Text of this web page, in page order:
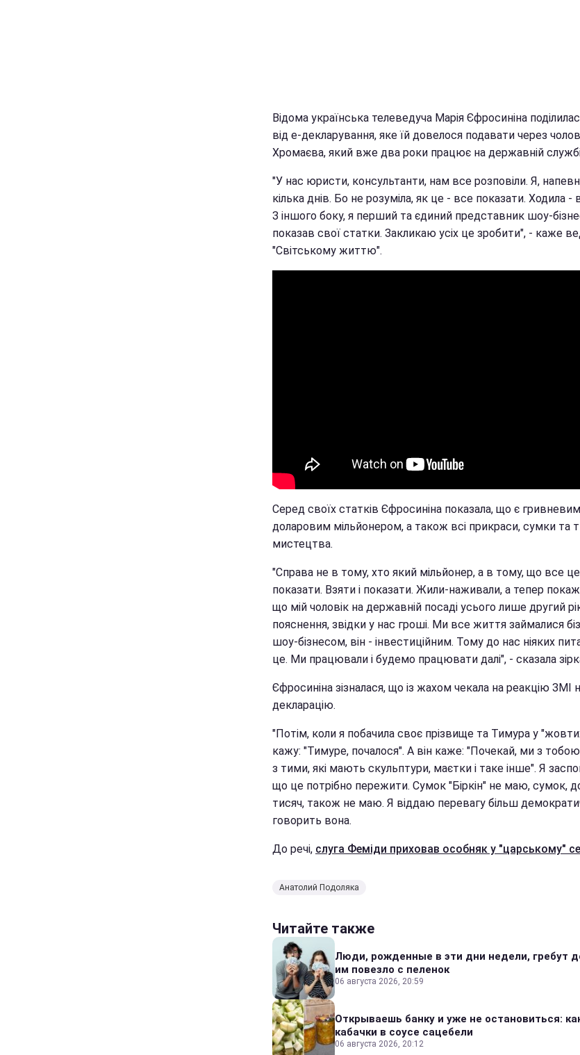
Відома українська телеведуча Марія Єфросиніна
від е-декларування, яке їй довелося подавати через
Хромаєва, який вже два роки працює на державній
"У нас юристи, консультанти, нам все розповіли. Я,
кілька днів. Бо не розуміла, як це - все показати. Ходила -
З іншого боку, я перший та єдиний представник шоу-
показав свої статки. Закликаю усіх це зробити", - каже
"Світському життю".
Серед своїх статків Єфросиніна показала, що є
доларовим мільйонером, а також всі прикраси, сумки та
мистецтва.
"Справа не в тому, хто який мільйонер, а в тому, що все
показати. Взяти і показати. Жили-наживали, а тепер
що мій чоловік на державній посаді усього лише другий
пояснення, звідки у нас гроші. Ми все життя займалися
шоу-бізнесом, він - інвестиційним. Тому до нас ніяких
це. Ми працювали і будемо працювати далі", - сказала
Єфросиніна зізналася, що із жахом чекала на реакцію ЗМІ
декларацію.
"Потім, коли я побачила своє прізвище та Тимура у
кажу: "Тимуре, почалося". А він каже: "Почекай, ми з тобою
з тими, які мають скульптури, маєтки і таке інше". Я
що це потрібно пережити. Сумок "Біркін" не маю, сумок,
тисяч, також не маю. Я віддаю перевагу більш
говорить вона.
До речі, слуга Феміди приховав особняк у "царському"
Анатолий Подоляка
Читайте также
Люди, рожденные в эти дни недели, гребут
им повезло с пеленок
06 августа 2026, 20:59
Открываешь банку и уже не остановиться:
кабачки в соусе сацебели
06 августа 2026, 20:12